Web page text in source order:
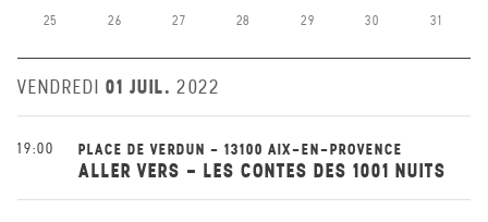
25 26 27 28 29 30 31
VENDREDI 01 JUIL. 2022
19:00 PLACE DE VERDUN - 13100 AIX-EN-PROVENCE
ALLER VERS - LES CONTES DES 1001 NUITS